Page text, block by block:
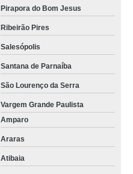
Pirapora do Bom Jesus
Ribeirão Pires
Salesópolis
Santana de Parnaíba
São Lourenço da Serra
Vargem Grande Paulista
Amparo
Araras
Atibaia